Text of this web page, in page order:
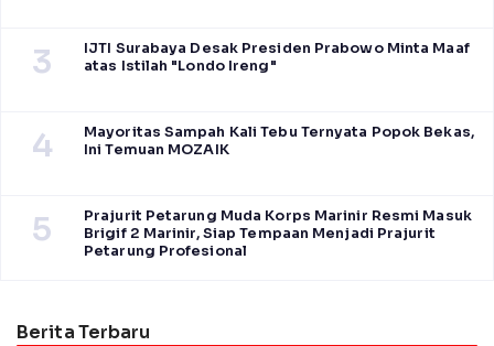
3
IJTI Surabaya Desak Presiden Prabowo Minta Maaf
atas Istilah "Londo Ireng"
4
Mayoritas Sampah Kali Tebu Ternyata Popok Bekas,
Ini Temuan MOZAIK
5
Prajurit Petarung Muda Korps Marinir Resmi Masuk
Brigif 2 Marinir, Siap Tempaan Menjadi Prajurit
Petarung Profesional
Berita Terbaru